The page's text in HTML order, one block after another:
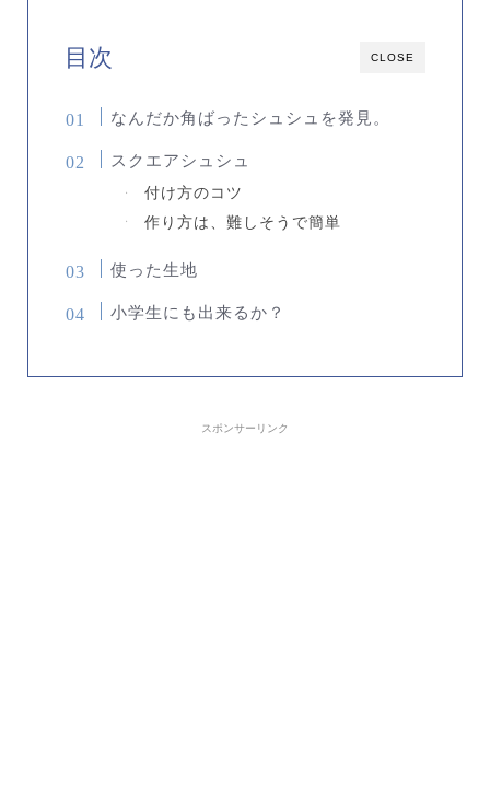
CLOSE
目次
なんだか角ばったシュシュを発見。
スクエアシュシュ
付け方のコツ
作り方は、難しそうで簡単
使った生地
小学生にも出来るか？
スポンサーリンク